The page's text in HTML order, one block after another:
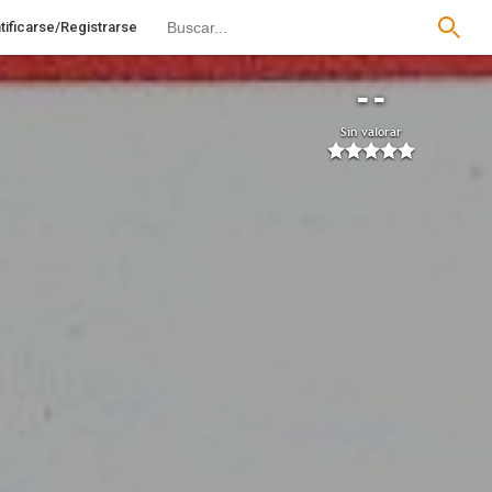
Registrarse
--
Sin valorar